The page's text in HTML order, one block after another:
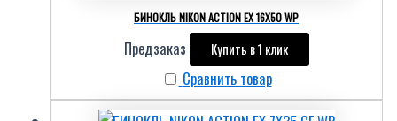
БИНОКЛЬ NIKON ACTION EX 16X50 WP
Предзаказ Купить в 1 клик
Сравнить товар